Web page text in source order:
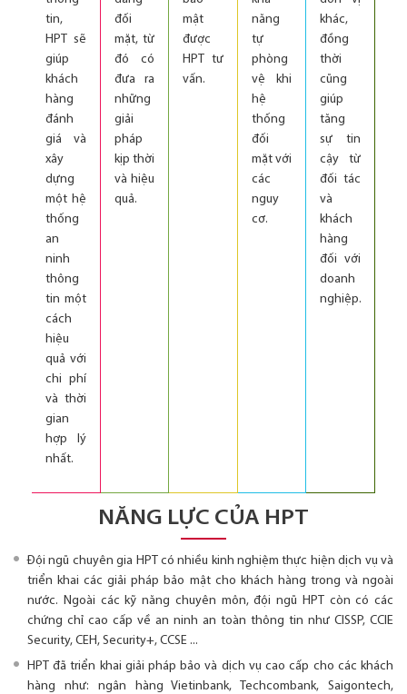
tin,
HPT sẽ
giúp
khách
hàng
đánh
giá và
xây
dựng
một hệ
thống
an
ninh
thông
tin một
cách
hiệu
quả với
chi phí
và thời
gian
hợp lý
nhất.
đối
mặt, từ
đó có
đưa ra
những
giải
pháp
kịp thời
và hiệu
quả.
mật
được
HPT tư
vấn.
năng
tự
phòng
vệ khi
hệ
thống
đối
mặt với
các
nguy
cơ.
khác,
đồng
thời
cũng
giúp
tăng
sự tin
cậy từ
đối tác
và
khách
hàng
đối với
doanh
nghiệp.
NĂNG LỰC CỦA HPT
Đội ngũ chuyên gia HPT có nhiều kinh nghiệm thực hiện dịch vụ và
triển khai các giải pháp bảo mật cho khách hàng trong và ngoài
nước. Ngoài các kỹ năng chuyên môn, đội ngũ HPT còn có các
chứng chỉ cao cấp về an ninh an toàn thông tin như CISSP, CCIE
Security, CEH, Security+, CCSE ...
HPT đã triển khai giải pháp bảo và dịch vụ cao cấp cho các khách
hàng như: ngân hàng Vietinbank, Techcombank, Saigontech,